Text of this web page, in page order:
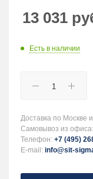
13 031
Есть в наличии
Доставка по Москве
Самовывоз из офиса:
Телефон: +7 (495)
E-mail: info@sit-